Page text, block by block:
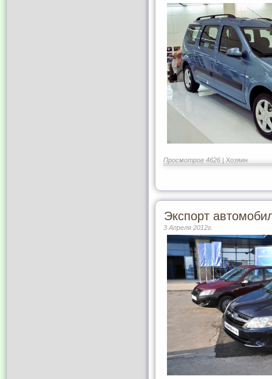
Просмотров 4626 | Хозяин
Экспорт
3 Апреля 2012г.